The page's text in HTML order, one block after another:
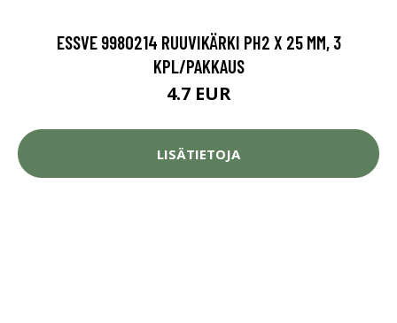
ESSVE 9980214 RUUVIKÄRKI PH2 X 25 MM, 3
KPL/PAKKAUS
4.7 EUR
LISÄTIETOJA